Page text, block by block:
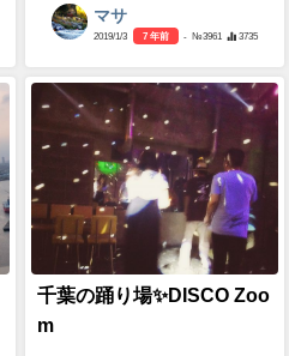
マサ
2019/1/3 7 年前 - №3961 3735
千葉の踊り場✨DISCO Zoo
m